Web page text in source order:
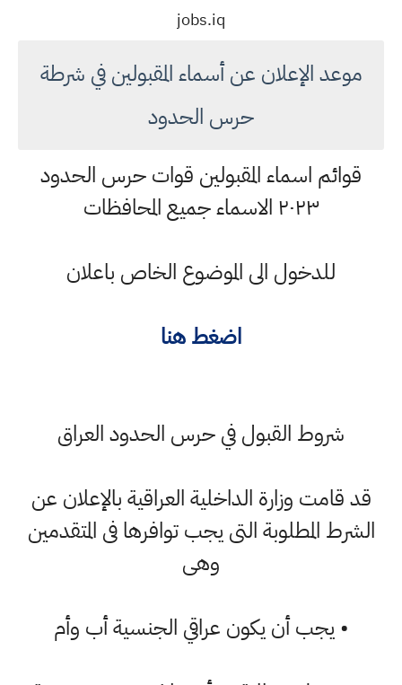
jobs.iq
موعد الإعلان عن أسماء المقبولين في شرطة
حرس الحدود
قوائم اسماء المقبولين قوات حرس الحدود
٢٠٢٣ الاسماء جميع المحافظات
للدخول الى الموضوع الخاص باعلان
اضغط هنا
شروط القبول في حرس الحدود العراق
قد قامت وزارة الداخلية العراقية بالإعلان عن
الشرط المطلوبة التى يجب توافرها فى المتقدمين
وهى
• يجب أن يكون عراقي الجنسية أب وأم